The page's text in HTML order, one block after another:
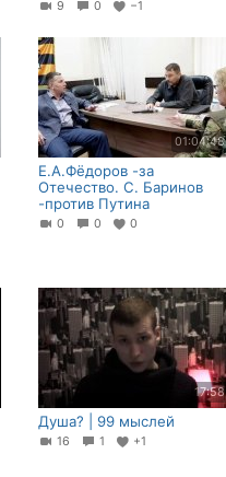
9 0 −1
01:04:48
Е.А.Фёдоров -за
Отечество. С. Баринов
-против Путина
0 0 0
17:58
Душа? | 99 мыслей
16 1 +1